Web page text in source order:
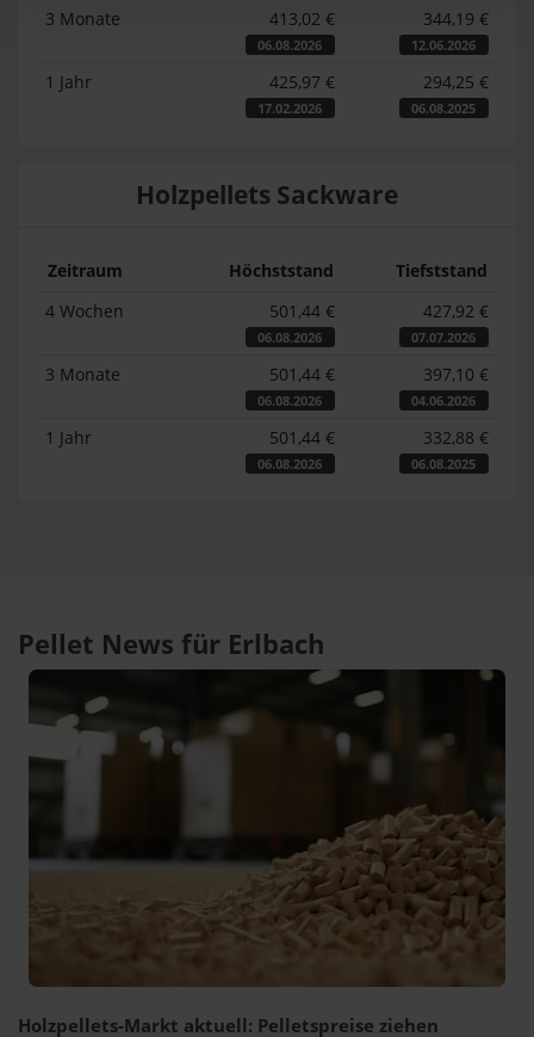
3 Monate 413,02 €
06.08.2026
344,19 €
12.06.2026
1 Jahr 425,97 €
17.02.2026
294,25 €
06.08.2025
Holzpellets Sackware
Zeitraum Höchststand
Tiefststand
4 Wochen
501,44 €
06.08.2026
427,92 €
07.07.2026
3 Monate 501,44 €
06.08.2026
397,10 €
04.06.2026
1 Jahr 501,44 €
06.08.2026
332,88 €
06.08.2025
Pellet News für Erlbach
Holzpellets-Markt aktuell: Pelletspreise ziehen